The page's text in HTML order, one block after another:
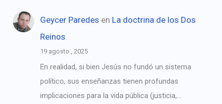
Geycer Paredes en La doctrina de los Dos
Reinos
19 agosto , 2025
En realidad, si bien Jesús no fundó un sistema
político, sus enseñanzas tienen profundas
implicaciones para la vida pública (justicia,…